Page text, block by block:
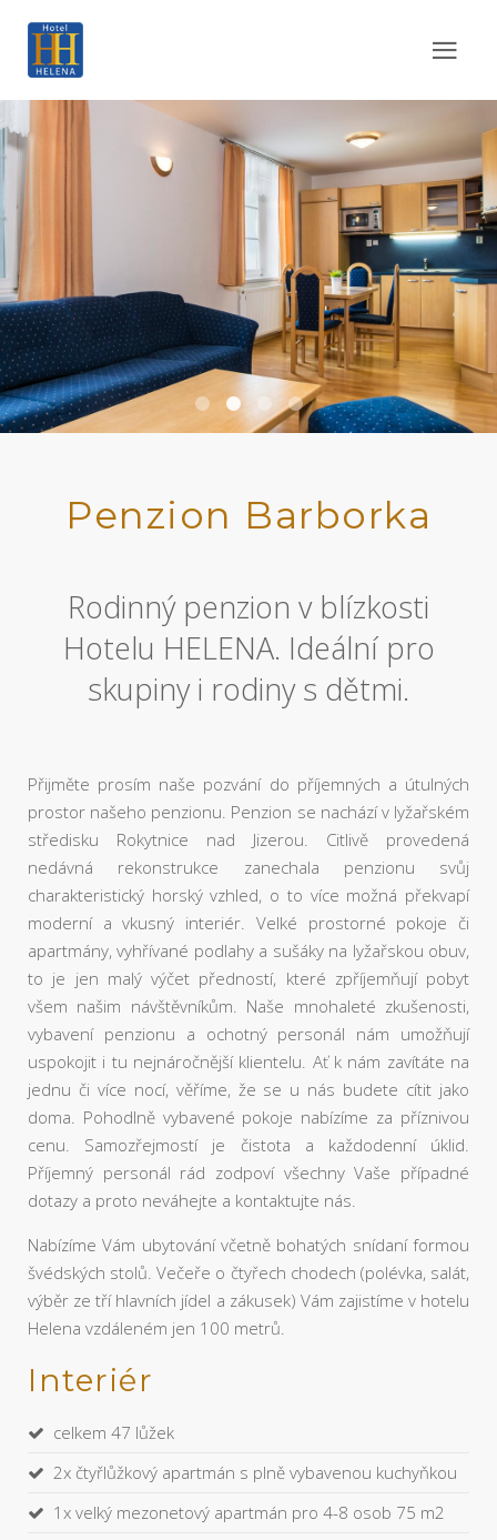
Barborka 01
Barborka 03
Barborka 02
Barborka 04
Penzion Barborka
Rodinný penzion v blízkosti
Hotelu HELENA. Ideální pro
skupiny i rodiny s dětmi.
Přijměte prosím naše pozvání do příjemných a útulných
prostor našeho penzionu. Penzion se nachází v lyžařském
středisku Rokytnice nad Jizerou. Citlivě provedená
nedávná rekonstrukce zanechala penzionu svůj
charakteristický horský vzhled, o to více možná překvapí
moderní a vkusný interiér. Velké prostorné pokoje či
apartmány, vyhřívané podlahy a sušáky na lyžařskou obuv,
to je jen malý výčet předností, které zpříjemňují pobyt
všem našim návštěvníkům. Naše mnohaleté zkušenosti,
vybavení penzionu a ochotný personál nám umožňují
uspokojit i tu nejnáročnější klientelu. Ať k nám zavítáte na
jednu či více nocí, věříme, že se u nás budete cítit jako
doma. Pohodlně vybavené pokoje nabízíme za příznivou
cenu. Samozřejmostí je čistota a každodenní úklid.
Příjemný personál rád zodpoví všechny Vaše případné
dotazy a proto neváhejte a kontaktujte nás.
Nabízíme Vám ubytování včetně bohatých snídaní formou
švédských stolů. Večeře o čtyřech chodech (polévka, salát,
výběr ze tří hlavních jídel a zákusek) Vám zajistíme v hotelu
Helena vzdáleném jen 100 metrů.
Interiér
celkem 47 lůžek
2x čtyřlůžkový apartmán s plně vybavenou kuchyňkou
1x velký mezonetový apartmán pro 4-8 osob 75 m2